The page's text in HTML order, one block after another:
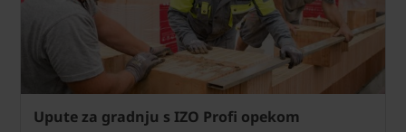
Upute za gradnju s IZO Profi opekom